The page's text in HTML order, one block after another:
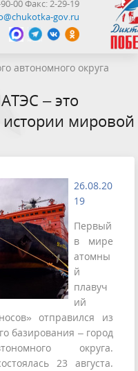
00 Факс: 2-29-19
gov.ru
автономного округа
– это
истории мировой
26.08.20
19
Первый
в мире
атомны
й
плавуч
ий
отправился из
базирования – город
округа.
23 августа.